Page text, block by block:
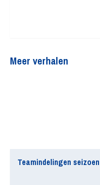
Meer verhalen
Teamindelingen seizoen